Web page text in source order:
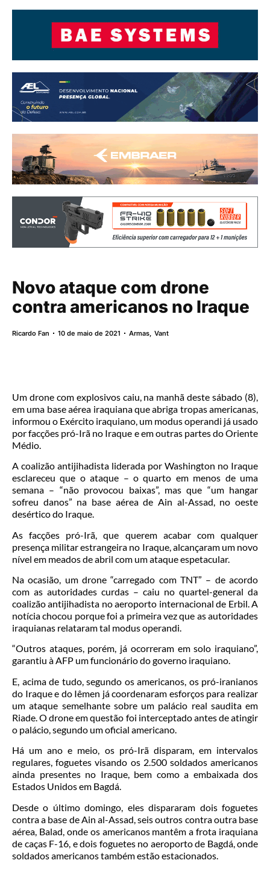
Novo ataque com drone
contra americanos no Iraque
Ricardo Fan 10 de maio de 2021 Armas,Vant
Um drone com explosivos caiu, na manhã deste sábado (8),
em uma base aérea iraquiana que abriga tropas americanas,
informou o Exército iraquiano, um modus operandi já usado
por facções pró-Irã no Iraque e em outras partes do Oriente
Médio.
A coalizão antijihadista liderada por Washington no Iraque
esclareceu que o ataque – o quarto em menos de uma
semana – “não provocou baixas”, mas que “um hangar
sofreu danos” na base aérea de Ain al-Assad, no oeste
desértico do Iraque.
As facções pró-Irã, que querem acabar com qualquer
presença militar estrangeira no Iraque, alcançaram um novo
nível em meados de abril com um ataque espetacular.
Na ocasião, um drone “carregado com TNT” – de acordo
com as autoridades curdas – caiu no quartel-general da
coalizão antijihadista no aeroporto internacional de Erbil. A
notícia chocou porque foi a primeira vez que as autoridades
iraquianas relataram tal modus operandi.
“Outros ataques, porém, já ocorreram em solo iraquiano”,
garantiu à AFP um funcionário do governo iraquiano.
E, acima de tudo, segundo os americanos, os pró-iranianos
do Iraque e do Iêmen já coordenaram esforços para realizar
um ataque semelhante sobre um palácio real saudita em
Riade. O drone em questão foi interceptado antes de atingir
o palácio, segundo um oficial americano.
Há um ano e meio, os pró-Irã disparam, em intervalos
regulares, foguetes visando os 2.500 soldados americanos
ainda presentes no Iraque, bem como a embaixada dos
Estados Unidos em Bagdá.
Desde o último domingo, eles dispararam dois foguetes
contra a base de Ain al-Assad, seis outros contra outra base
aérea, Balad, onde os americanos mantêm a frota iraquiana
de caças F-16, e dois foguetes no aeroporto de Bagdá, onde
soldados americanos também estão estacionados.